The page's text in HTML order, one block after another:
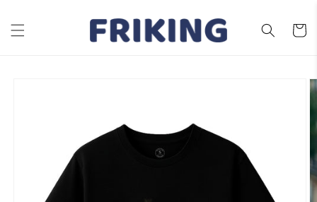
al contenido
Carrito